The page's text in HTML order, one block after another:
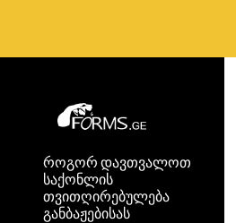
როგორ დავთვალოთ
საქონლის
თვითღირებულება
განბაჟებისას